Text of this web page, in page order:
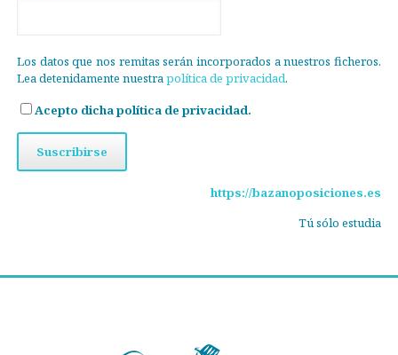
Los datos que nos remitas serán incorporados a nuestros ficheros.
Lea detenidamente nuestrapolítica de privacidad.
Acepto dicha política de privacidad.
https://bazanoposiciones.es
Tú sólo estudia